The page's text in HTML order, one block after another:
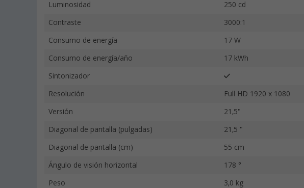
Luminosidad 250 cd
Contraste 3000:1
Consumo de energía 17 W
Consumo de energía/año 17 kWh
Sintonizador
Resolución Full HD 1920 x 1080
Versión 21,5"
Diagonal de pantalla (pulgadas) 21,5 "
Diagonal de pantalla (cm) 55 cm
Ángulo de visión horizontal 178 °
Peso 3,0 kg